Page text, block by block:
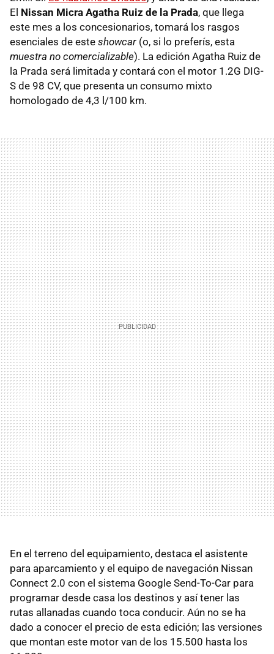
El Nissan Micra Agatha Ruiz de la Prada, que llega
este mes a los concesionarios, tomará los rasgos
esenciales de este showcar (o, si lo preferís, esta
muestra no comercializable). La edición Agatha Ruiz de
la Prada será limitada y contará con el motor 1.2G DIG-
S de 98 CV, que presenta un consumo mixto
homologado de 4,3 l/100 km.
En el terreno del equipamiento, destaca el asistente
para aparcamiento y el equipo de navegación Nissan
Connect 2.0 con el sistema Google Send-To-Car para
programar desde casa los destinos y así tener las
rutas allanadas cuando toca conducir. Aún no se ha
dado a conocer el precio de esta edición; las versiones
que montan este motor van de los 15.500 hasta los